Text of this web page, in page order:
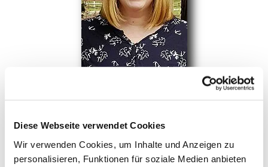
Diese Webseite verwendet Cookies
Wir verwenden Cookies, um Inhalte und Anzeigen zu
personalisieren, Funktionen für soziale Medien anbieten
Mail:anke.hegerfeld@kirche-steinhagen.de